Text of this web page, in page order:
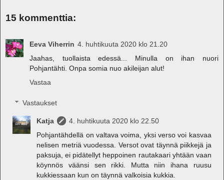
15 kommenttia:
Eeva Viherrin 4. huhtikuuta 2020 klo 21.20
Jaahas, tuollaista edessä... Minulla on ihan nuori
Pohjantähti. Onpa somia nuo akileijan alut!
Vastaa
Vastaukset
Katja
4. huhtikuuta 2020 klo 22.50
Pohjantähdellä on valtava voima, yksi verso voi kasvaa
nelisen metriä vuodessa. Versot ovat täynnä piikkejä ja
paksuja, ei pidätellyt heppoinen rautakaari yhtään vaan
köynnös väänsi sen rikki. Mutta niin ihana ruusu
kukkiessaan kun on täynnä valkoisia kukkia.